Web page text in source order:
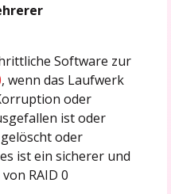
Software zur
, wenn das Laufwerk
oder
ist oder
oder
ist ein sicherer und
RAID 0